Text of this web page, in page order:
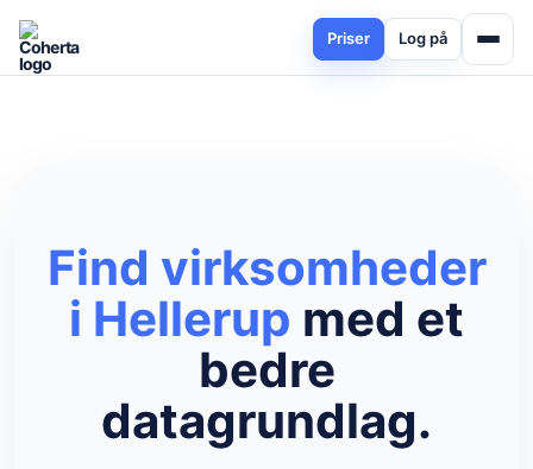
Priser Log på
Find virksomheder
i Hellerup med et
bedre
datagrundlag.